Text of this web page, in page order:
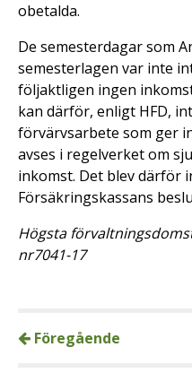
obetalda.
De semesterdagar som
semesterlagen var inte
följaktligen ingen
kan därför, enligt HFD,
förvärvsarbete som ger
avses i regelverket om
inkomst. Det blev därför
Försäkringskassans
Högsta
nr7041-17
Föregående